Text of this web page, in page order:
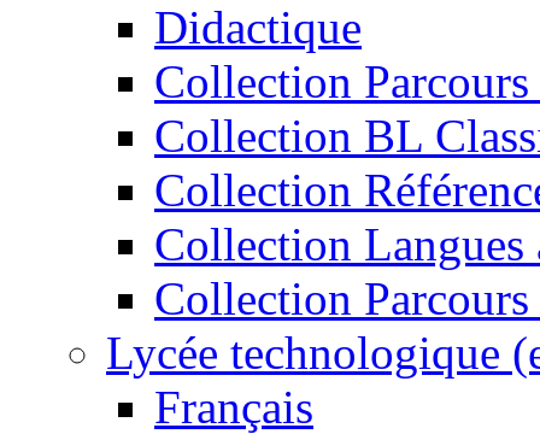
Didactique
Collection
Collection BL
Collection
Collection Langues
Collection
Lycée technologique
Français